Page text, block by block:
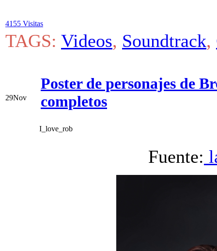
4155 Visitas
TAGS: Videos, Soundtrack,
29Nov
Poster de personajes de
completos
I_love_rob
Fuente: